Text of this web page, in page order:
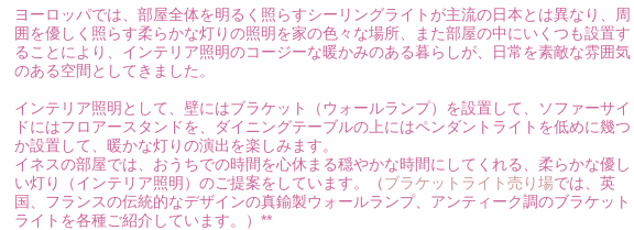
ヨーロッパでは、部屋全体を明るく照らすシーリングライトが主流の日本とは異なり、周
囲を優しく照らす柔らかな灯りの照明を家の色々な場所、また部屋の中にいくつも設置す
ることにより、インテリア照明のコージーな暖かみのある暮らしが、日常を素敵な雰囲気
のある空間としてきました。
インテリア照明として、壁にはブラケット（ウォールランプ）を設置して、ソファーサイ
ドにはフロアースタンドを、ダイニングテーブルの上にはペンダントライトを低めに幾つ
か設置して、暖かな灯りの演出を楽しみます。
イネスの部屋では、おうちでの時間を心休まる穏やかな時間にしてくれる、柔らかな優し
い灯り（インテリア照明）のご提案をしています。（ブラケットライト売り場では、英
国、フランスの伝統的なデザインの真鍮製ウォールランプ、アンティーク調のブラケット
ライトを各種ご紹介しています。）**